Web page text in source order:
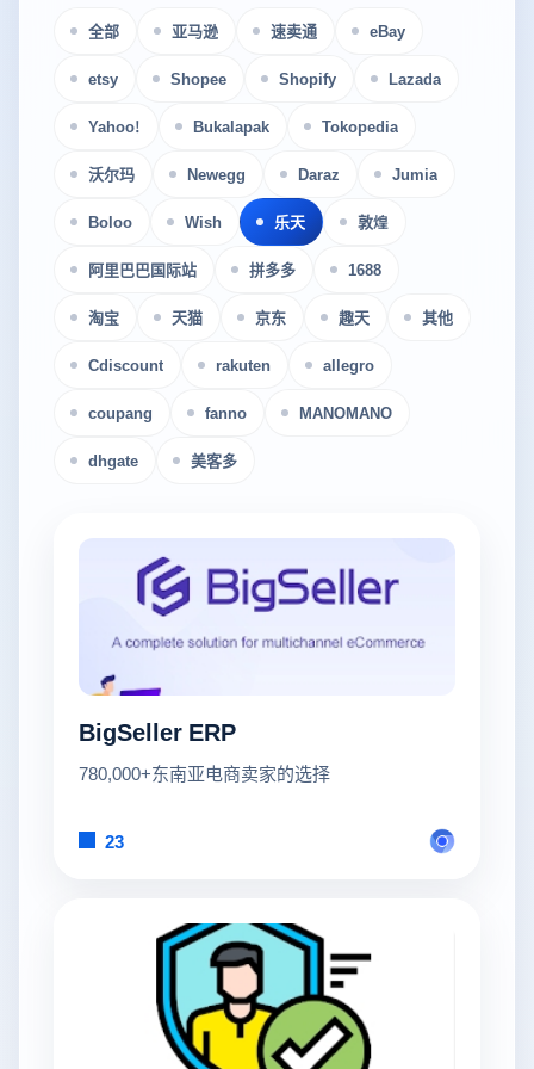
全部 亚马逊 速卖通 eBay
etsy Shopee Shopify Lazada
Yahoo! Bukalapak Tokopedia
沃尔玛 Newegg Daraz Jumia
Boloo Wish 乐天 敦煌
阿里巴巴国际站 拼多多 1688
淘宝 天猫 京东 趣天 其他
Cdiscount rakuten allegro
coupang fanno MANOMANO
dhgate 美客多
BigSeller ERP
780,000+东南亚电商卖家的选择
23